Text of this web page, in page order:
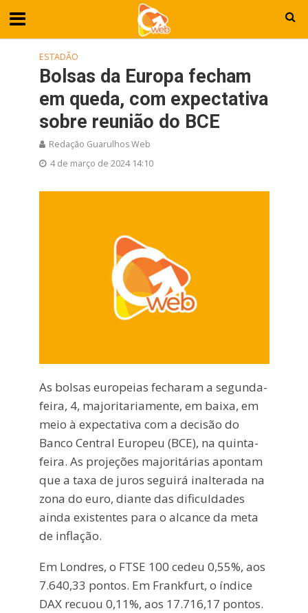
ESTADÃO
Bolsas da Europa fecham
em queda, com expectativa
sobre reunião do BCE
Redação Guarulhos Web
4 de março de 2024 14:10
As bolsas europeias fecharam a segunda-
feira, 4, majoritariamente, em baixa, em
meio à expectativa com a decisão do
Banco Central Europeu (BCE), na quinta-
feira. As projeções majoritárias apontam
que a taxa de juros seguirá inalterada na
zona do euro, diante das dificuldades
ainda existentes para o alcance da meta
de inflação.
Em Londres, o FTSE 100 cedeu 0,55%, aos
7.640,33 pontos. Em Frankfurt, o índice
DAX recuou 0,11%, aos 17.716,17 pontos.